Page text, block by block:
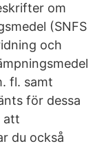
om
(SNFS
och
fl. samt
för dessa
att
du också